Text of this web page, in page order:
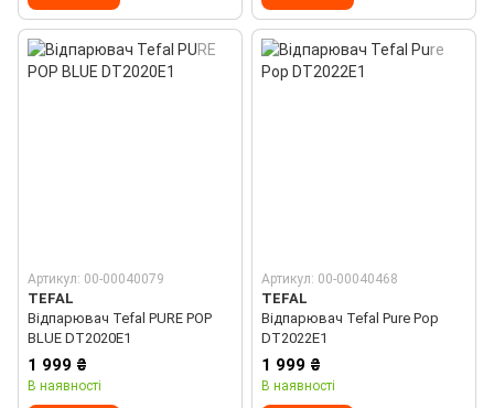
Артикул: 00-00040079
TEFAL
Відпарювач Tefal PURE POP
BLUE DT2020E1
1 999 ₴
В наявності
Артикул: 00-00040468
TEFAL
Відпарювач Tefal Pure Pop
DT2022E1
1 999 ₴
В наявності